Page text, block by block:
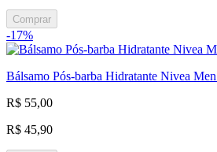
Comprar
-17%
Bálsamo Pós-barba Hidratante Nivea
R$ 55,00
R$ 45,90